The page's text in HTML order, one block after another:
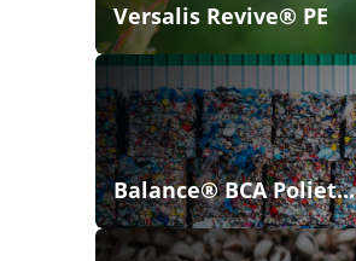
Versalis Revive® PE
Balance® BCA Poliet...